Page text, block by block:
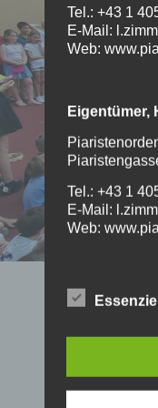
Tel.: +43 1
E-Mail:
Web:
Eigentümer,
Tel.: +43 1
E-Mail:
Web:
E-Mail: